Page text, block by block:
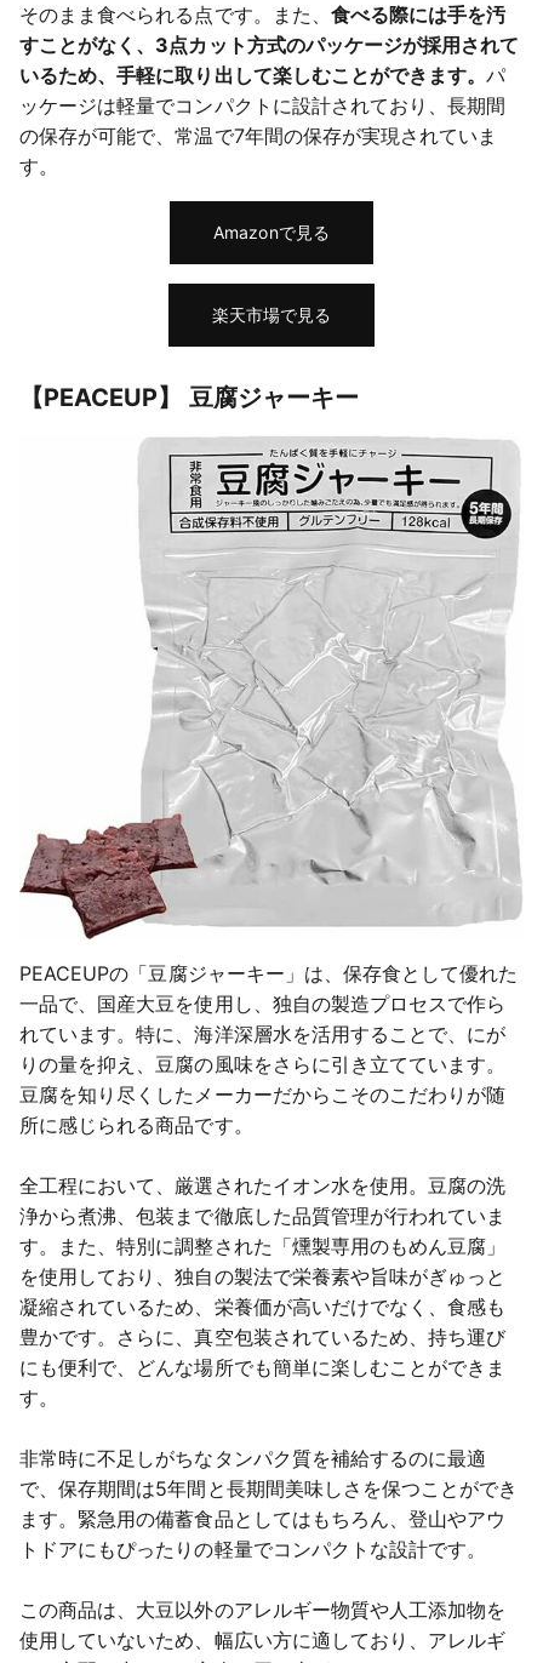
そのまま食べられる点です。また、 食べる際には手を汚
すことがなく、3点カット方式のパッケージが採用されて
いるため、手軽に取り出して楽しむことができます。パ
ッケージは軽量でコンパクトに設計されており、長期間
の保存が可能で、常温で7年間の保存が実現されていま
す。
Amazonで見る
楽天市場で見る
【PEACEUP】 豆腐ジャーキー
PEACEUPの「豆腐ジャーキー」は、保存食として優れた
一品で、国産大豆を使用し、独自の製造プロセスで作ら
れています。特に、海洋深層水を活用することで、にが
りの量を抑え、豆腐の風味をさらに引き立てています。
豆腐を知り尽くしたメーカーだからこそのこだわりが随
所に感じられる商品です。
全工程において、厳選されたイオン水を使用。豆腐の洗
浄から煮沸、包装まで徹底した品質管理が行われていま
す。また、特別に調整された「燻製専用のもめん豆腐」
を使用しており、独自の製法で栄養素や旨味がぎゅっと
凝縮されているため、栄養価が高いだけでなく、食感も
豊かです。さらに、真空包装されているため、持ち運び
にも便利で、どんな場所でも簡単に楽しむことができま
す。
非常時に不足しがちなタンパク質を補給するのに最適
で、保存期間は5年間と長期間美味しさを保つことができ
ます。緊急用の備蓄食品としてはもちろん、登山やアウ
トドアにもぴったりの軽量でコンパクトな設計です。
この商品は、大豆以外のアレルギー物質や人工添加物を
使用していないため、幅広い方に適しており、アレルギ